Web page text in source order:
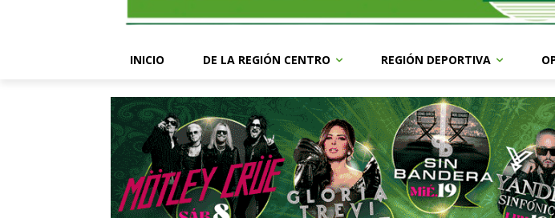
INICIO DE LA REGIÓN CENTRO REGIÓN DEPORTIVA